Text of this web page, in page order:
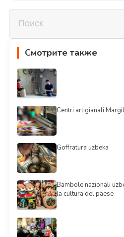
Смотрите также
Centri artigianali
Goffratura uzbeka
Bambole nazionali
la cultura del paese